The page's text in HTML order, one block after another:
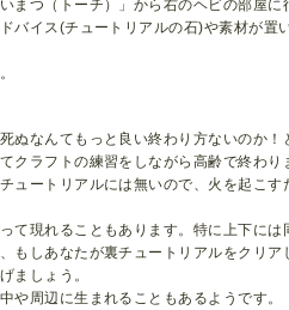
まつ（トーチ）」から右のヘビの部屋に
バイス(チュートリアルの石)や素材が置
ぬなんてもっと良い終わり方ないのか！
クラフトの練習をしながら高齢で終わり
ュートリアルには無いので、火を起こす
て現れることもあります。特に上下には
もしあなたが裏チュートリアルをクリア
ましょう。
や周辺に生まれることもあるようです。